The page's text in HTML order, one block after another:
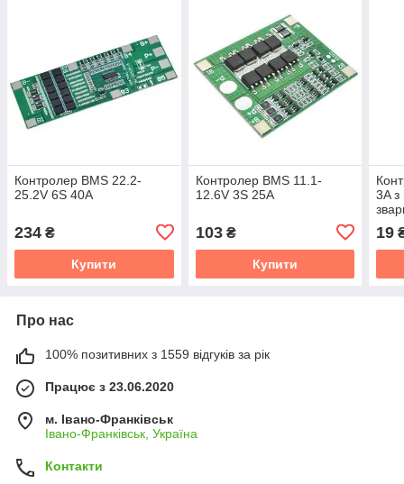
Контролер BMS 22.2-
25.2V 6S 40A
234 ₴
Купити
Контролер BMS 11.1-
12.6V 3S 25A
103₴
Купити
3A
19
Про нас
100% позитивних з 1559 відгуків за рік
Працює з 23.06.2020
м. Івано-Франківськ
Івано-Франківськ, Україна
Контакти